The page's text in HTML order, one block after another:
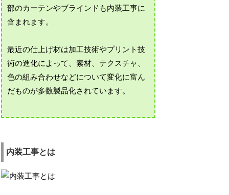
部のカーテンやブラインドも内装工事に
含まれます。
最近の仕上げ材は加工技術やプリント技
術の進化によって、素材、テクスチャ、
色の組み合わせなどについて変化に富ん
だものが多数製品化されています。
内装工事とは